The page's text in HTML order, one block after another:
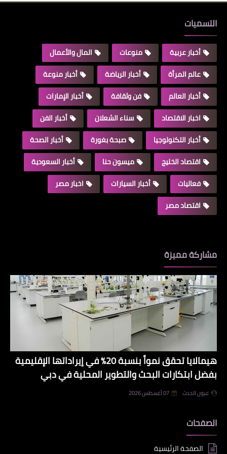
التسميات
أخبار عربية منوعات
المال والأعمال
عالم المرأة
أخبار الرياضة
أخبار منوعة
أخبار العالم
فن وثقافة
أخبار الإمارات
اخبار الاقتصاد
سناء الشعلان
أخبار الفن
أخبار التكنولوجيا
صبحة بغورة
أخبار الصحة
اقتصاد الخليج
ميسون حنا
أخبار السعودية
فعاليات
أخبار السيارات
اخبار مصر
اقتصاد مصر
مشاركة مميزة
هيمالايا تحقق نمواً بنسبة 20% في إيراداتها الإقليمية
بفضل ابتكارات البحث والتطوير المحلية في دبي
عيون الحدث 07 أغسطس 2026
الصفحات
الصفحة الرئيسية